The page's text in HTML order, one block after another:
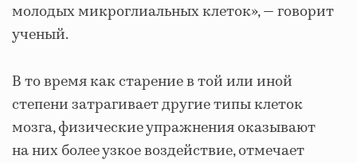
молодых микроглиальных клеток», — говорит
ученый.
В то время как старение в той или иной
степени затрагивает другие типы клеток
мозга, физические упражнения оказывают
на них более узкое воздействие, отмечает